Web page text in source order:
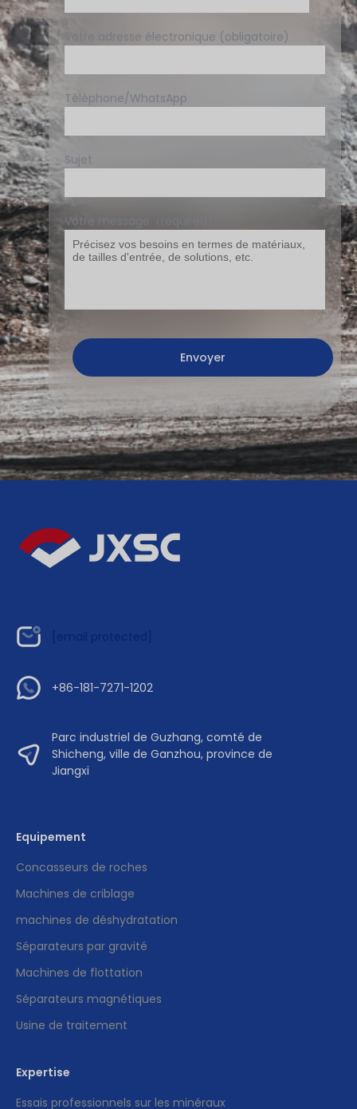
Votre adresse électronique (obligatoire)
Téléphone/WhatsApp
Sujet
Votre message（required）
+86-181-7271-1202
Parc industriel de Guzhang, comté de
Shicheng, ville de Ganzhou, province de
Jiangxi
Equipement
Concasseurs de roches
Machines de criblage
machines de déshydratation
Séparateurs par gravité
Machines de flottation
Séparateurs magnétiques
Usine de traitement
Expertise
Essais professionnels sur les minéraux